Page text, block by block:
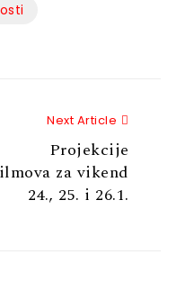
ArticleNext Article
Projekcije
za vikend
24., 25. i 26.1.